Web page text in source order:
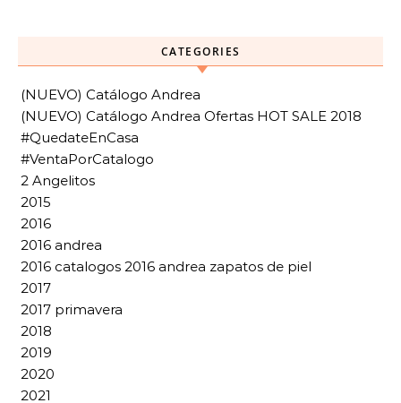
CATEGORIES
(NUEVO) Catálogo Andrea
(NUEVO) Catálogo Andrea Ofertas HOT SALE 2018
#QuedateEnCasa
#VentaPorCatalogo
2 Angelitos
2015
2016
2016 andrea
2016 catalogos 2016 andrea zapatos de piel
2017
2017 primavera
2018
2019
2020
2021